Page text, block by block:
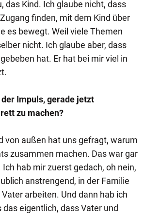
das Kind. Ich glaube nicht, dass
finden, mit dem Kind über
es bewegt. Weil viele Themen
nicht. Ich glaube aber, dass
hat. Er hat bei mir viel in
Impuls, gerade jetzt
zu machen?
von außen hat uns gefragt, warum
zusammen machen. Das war gar
hab mir zuerst gedach, oh nein,
anstrengend, in der Familie
arbeiten. Und dann hab ich
eigentlich, dass Vater und